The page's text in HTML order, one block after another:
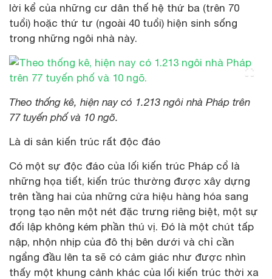
lời kể của những cư dân thế hệ thứ ba (trên 70
tuổi) hoặc thứ tư (ngoài 40 tuổi) hiện sinh sống
trong những ngôi nhà này.
Theo thống kê, hiện nay có 1.213 ngôi nhà Pháp trên
77 tuyến phố và 10 ngõ.
Là di sản kiến trúc rất độc đáo
Có một sự độc đáo của lối kiến trúc Pháp cổ là
những họa tiết, kiến trúc thường được xây dựng
trên tầng hai của những cửa hiệu hàng hóa sang
trọng tạo nên một nét đặc trưng riêng biệt, một sự
đối lập không kém phần thú vị. Đó là một chút tấp
nập, nhộn nhịp của đô thị bên dưới và chỉ cần
ngẩng đầu lên ta sẽ có cảm giác như được nhìn
thấy một khung cảnh khác của lối kiến trúc thời xa